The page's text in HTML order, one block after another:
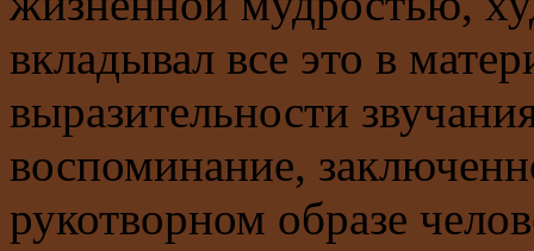
вкладывал все это в
выразительности
воспоминание,
рукотворном образе